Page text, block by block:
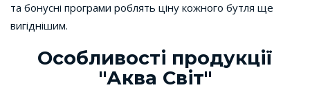
та бонусні програми роблять ціну кожного бутля ще
вигіднішим.
Особливості продукції
"Аква Світ"